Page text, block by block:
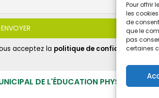
Pour offrir
les
de
que le
pas
certaines
acceptez la politique de confidentialité
DE L'ÉDUCATION PHYSIQUE ET